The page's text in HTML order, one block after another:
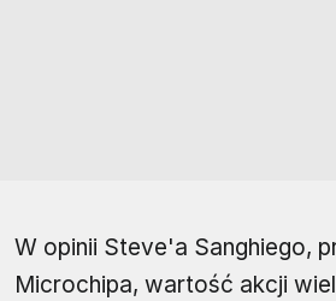
W opinii Steve'a Sanghiego,
Microchipa, wartość akcji